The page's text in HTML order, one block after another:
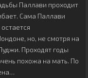
Паллави проходит
Сама Паллави
но, не смотря на
Проходят годы
похожа на мать. По